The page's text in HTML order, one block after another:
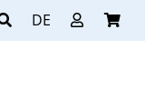
DE